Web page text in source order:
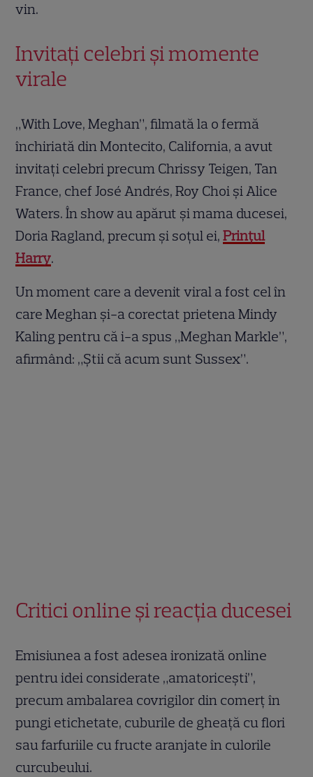
vin.
Invitați celebri și momente
virale
„With Love, Meghan”, filmată la o fermă
închiriată din Montecito, California, a avut
invitați celebri precum Chrissy Teigen, Tan
France, chef José Andrés, Roy Choi și Alice
Waters. În show au apărut și mama ducesei,
Doria Ragland, precum și soțul ei,Prințul
Harry.
Un moment care a devenit viral a fost cel în
care Meghan și-a corectat prietena Mindy
Kaling pentru că i-a spus „Meghan Markle”,
afirmând: „Știi că acum sunt Sussex”.
Critici online și reacția ducesei
Emisiunea a fost adesea ironizată online
pentru idei considerate „amatoricești”,
precum ambalarea covrigilor din comerț în
pungi etichetate, cuburile de gheață cu flori
sau farfuriile cu fructe aranjate în culorile
curcubeului.